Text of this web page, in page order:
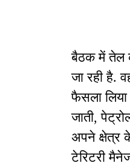
बैठक में तेल
जा रही है.
फैसला लिया
जाती,
अपने क्षेत्र
टेरिटरी